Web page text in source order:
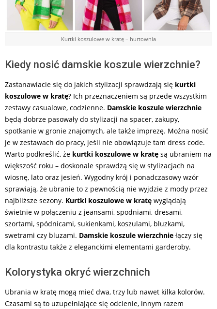
Kurtki koszulowe w kratę – hurtownia
Kiedy nosić damskie koszule wierzchnie?
Zastanawiacie się do jakich stylizacji sprawdzają się kurtki
koszulowe w kratę? Ich przeznaczeniem są przede wszystkim
zestawy casualowe, codzienne. Damskie koszule wierzchnie
będą dobrze pasowały do stylizacji na spacer, zakupy,
spotkanie w gronie znajomych, ale także imprezę. Można nosić
je w zestawach do pracy, jeśli nie obowiązuje tam dress code.
Warto podkreślić, że kurtki koszulowe w kratę są ubraniem na
większość roku – doskonale sprawdzą się w stylizacjach na
wiosnę, lato oraz jesień. Wygodny krój i ponadczasowy wzór
sprawiają, że ubranie to z pewnością nie wyjdzie z mody przez
najbliższe sezony. Kurtki koszulowe w kratę wyglądają
świetnie w połączeniu z jeansami, spodniami, dresami,
szortami, spódnicami, sukienkami, koszulami, bluzkami,
swetrami czy bluzami. Damskie koszule wierzchnie łączy się
dla kontrastu także z eleganckimi elementami garderoby.
Kolorystyka okryć wierzchnich
Ubrania w kratę mogą mieć dwa, trzy lub nawet kilka kolorów.
Czasami są to uzupełniające się odcienie, innym razem